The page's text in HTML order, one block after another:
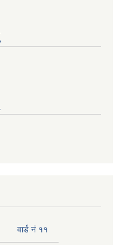
वार्ड नं ११